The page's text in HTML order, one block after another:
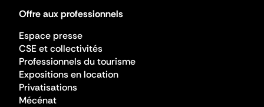
Offre aux professionnels
Espace presse
CSE et collectivités
Professionnels du tourisme
Expositions en location
Privatisations
Mécénat